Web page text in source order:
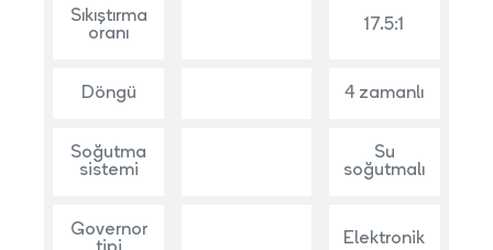
Sıkıştırma
oranı
17.5:1
Döngü 4 zamanlı
Soğutma
sistemi
Su
soğutmalı
Governor
Elektronik